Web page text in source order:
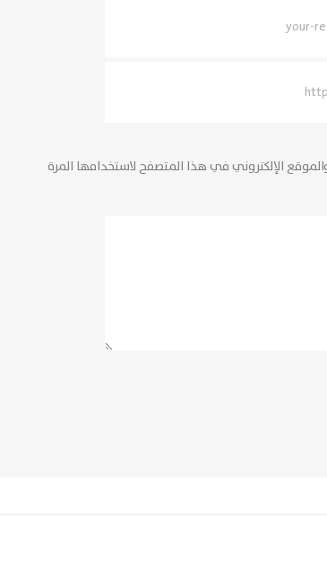
الإلكتروني في هذا المتصفح لاستخدامها المرة